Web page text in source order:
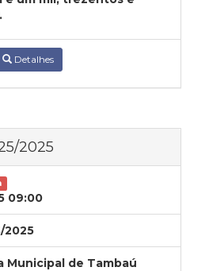
Detalhes
2025
09:00
2025
Municipal de Tambaú